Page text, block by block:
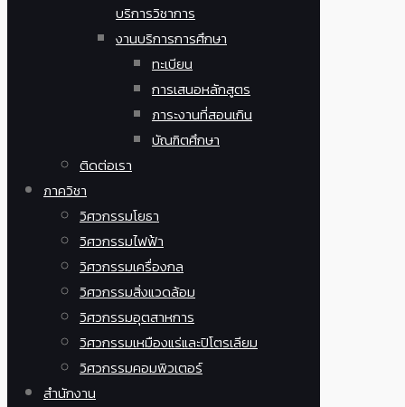
บริการวิชาการ
งานบริการการศึกษา
ทะเบียน
การเสนอหลักสูตร
ภาระงานที่สอนเกิน
บัณฑิตศึกษา
ติดต่อเรา
ภาควิชา
วิศวกรรมโยธา
วิศวกรรมไฟฟ้า
วิศวกรรมเครื่องกล
วิศวกรรมสิ่งแวดล้อม
วิศวกรรมอุตสาหการ
วิศวกรรมเหมืองแร่และปิโตรเลียม
วิศวกรรมคอมพิวเตอร์
สำนักงาน